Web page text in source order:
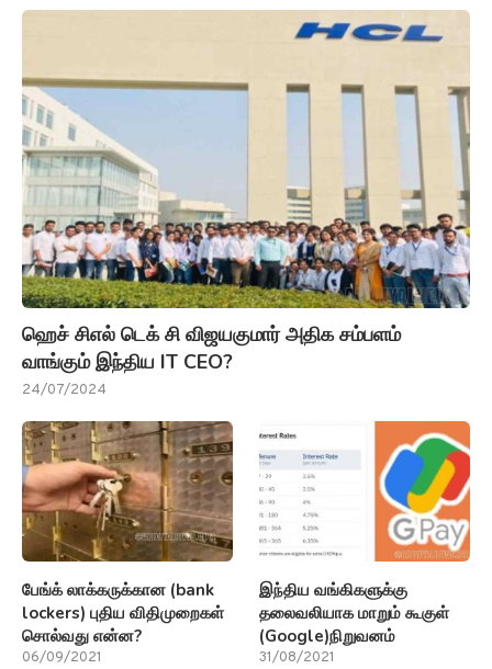
ஹெச் சிஎல் டெக் சி விஜயகுமார் அதிக சம்பளம்
வாங்கும் இந்திய IT CEO?
24/07/2024
பேங்க் லாக்கருக்கான (bank
lockers) புதிய விதிமுறைகள்
சொல்வது என்ன?
06/09/2021
இந்திய வங்கிகளுக்கு
தலைவலியாக மாறும் கூகுள்
(Google)நிறுவனம்
31/08/2021